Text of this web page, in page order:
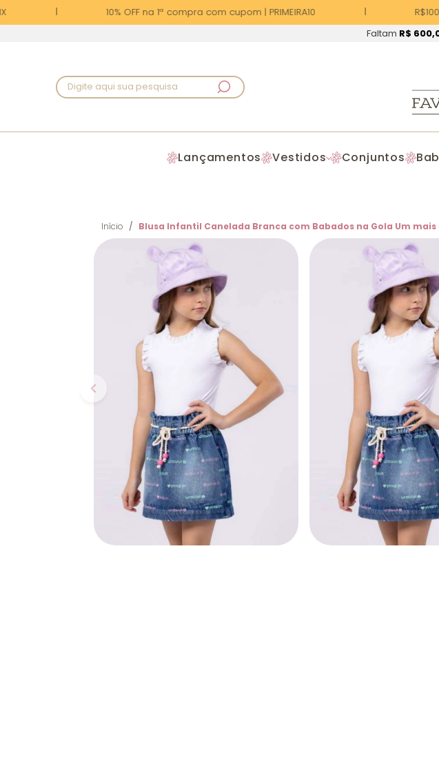
10% OFF na 1ª compra com cupom | PRIMEIRA10
Faltam R$
Digite aqui sua pesquisa
Lançamentos Vestidos Conjuntos
Início Blusa Infantil Canelada Branca com Babados na Gola Um mais